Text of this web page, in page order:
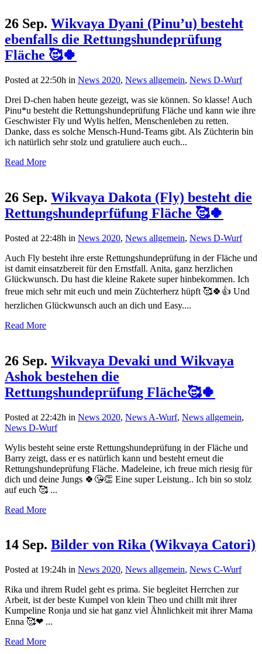
26 Sep. Wikvaya Dyani (Pinu’u) besteht
ebenfalls die Rettungshundeprüfung
Fläche 🥰🍀
Posted at 22:50h in News 2020, News allgemein, News D-Wurf
Drei D-chen haben heute gezeigt, was sie können. So klasse! Auch
Pinu*u besteht die Rettungshundeprüfung Fläche und kann wie ihre
Geschwister Fly und Wylis helfen, Menschenleben zu retten.
Danke, dass es solche Mensch-Hund-Teams gibt. Als Züchterin bin
ich natürlich sehr stolz und gratuliere auch euch...
Read More
26 Sep. Wikvaya Dakota (Fly) besteht die
Rettungshundeprfüfung Fläche 🥰🍀
Posted at 22:48h in News 2020, News allgemein, News D-Wurf
Auch Fly besteht ihre erste Rettungshundeprüfung in der Fläche und
ist damit einsatzbereit für den Ernstfall. Anita, ganz herzlichen
Glückwunsch. Du hast die kleine Rakete super hinbekommen. Ich
freue mich sehr mit euch und mein Züchterherz hüpft 🥰🍀👍 Und
herzlichen Glückwunsch auch an dich und Easy....
Read More
26 Sep. Wikvaya Devaki und Wikvaya
Ashok bestehen die
Rettungshundeprüfung Fläche🥰🍀
Posted at 22:42h in News 2020, News A-Wurf, News allgemein,
News D-Wurf
Wylis besteht seine erste Rettungshundeprüfung in der Fläche und
Barry zeigt, dass er es natürlich kann und besteht erneut die
Rettungshundeprüfung Fläche. Madeleine, ich freue mich riesig für
dich und deine Jungs 🍀😘👏 Eine super Leistung.. Ich bin so stolz
auf euch 🥰 ...
Read More
14 Sep. Bilder von Rika (Wikvaya Catori)
Posted at 19:24h in News 2020, News allgemein, News C-Wurf
Rika und ihrem Rudel geht es prima. Sie begleitet Herrchen zur
Arbeit, ist der beste Kumpel von klein Theo und chillt mit ihrer
Kumpeline Ronja und sie hat ganz viel Ähnlichkeit mit ihrer Mama
Enna 🥰❤ ...
Read More